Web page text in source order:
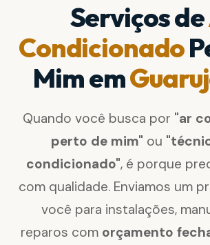
Serviços de
Condicionado
Mim em
Quando você busca por "ar
perto de mim" ou
condicionado", é porque
com qualidade. Enviamos um
você para instalações,
reparos com orçamento